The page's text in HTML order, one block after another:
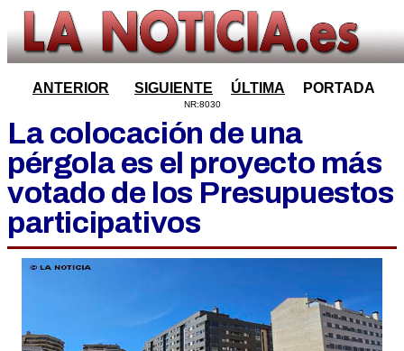
ANTERIOR SIGUIENTE ÚLTIMA PORTADA
NR:8030
La colocación de una
pérgola es el proyecto más
votado de los Presupuestos
participativos